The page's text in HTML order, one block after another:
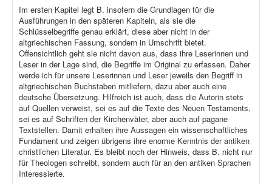
Im ersten Kapitel legt B. insofern die Grundlagen für die
Ausführungen in den späteren Kapiteln, als sie die
Schlüsselbegriffe genau erklärt, diese aber nicht in der
altgriechischen Fassung, sondern in Umschrift bietet.
Offensichtlich geht sie nicht davon aus, dass ihre Leserinnen und
Leser in der Lage sind, die Begriffe im Original zu erfassen. Daher
werde ich für unsere Leserinnen und Leser jeweils den Begriff in
altgriechischen Buchstaben mitliefern, dazu aber auch eine
deutsche Übersetzung. Hilfreich ist auch, dass die Autorin stets
auf Quellen verweist, sei es auf die Texte des Neuen Testaments,
sei es auf Schriften der Kirchenväter, aber auch auf pagane
Textstellen. Damit erhalten ihre Aussagen ein wissenschaftliches
Fundament und zeigen übrigens ihre enorme Kenntnis der antiken
christlichen Literatur. Es bleibt noch der Hinweis, dass B. nicht nur
für Theologen schreibt, sondern auch für an den antiken Sprachen
Interessierte.